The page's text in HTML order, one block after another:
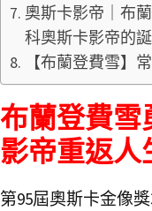
奧斯卡影帝｜布
科奧斯卡影帝的誕
【布蘭登費雪】
布蘭登費雪
影帝重返人
第95屆奧斯卡金像